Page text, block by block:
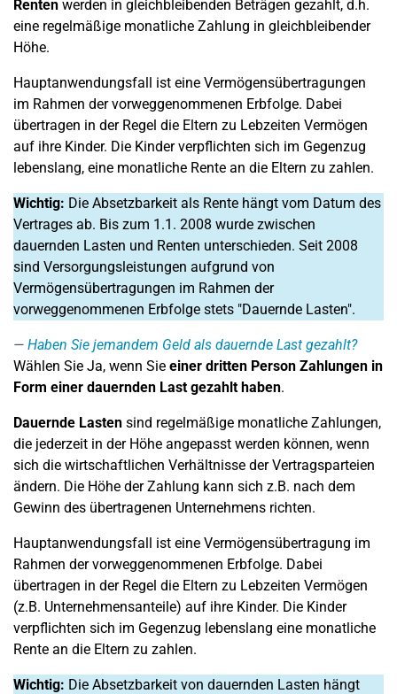
Renten werden in gleichbleibenden Beträgen gezahlt, d.h.
eine regelmäßige monatliche Zahlung in gleichbleibender
Höhe.
Hauptanwendungsfall ist eine Vermögensübertragungen
im Rahmen der vorweggenommenen Erbfolge. Dabei
übertragen in der Regel die Eltern zu Lebzeiten Vermögen
auf ihre Kinder. Die Kinder verpflichten sich im Gegenzug
lebenslang, eine monatliche Rente an die Eltern zu zahlen.
Wichtig: Die Absetzbarkeit als Rente hängt vom Datum des
Vertrages ab. Bis zum 1.1. 2008 wurde zwischen
dauernden Lasten und Renten unterschieden. Seit 2008
sind Versorgungsleistungen aufgrund von
Vermögensübertragungen im Rahmen der
vorweggenommenen Erbfolge stets "Dauernde Lasten".
Haben Sie jemandem Geld als dauernde Last gezahlt?
Wählen Sie Ja, wenn Sie einer dritten Person Zahlungen in
Form einer dauernden Last gezahlt haben.
Dauernde Lasten sind regelmäßige monatliche Zahlungen,
die jederzeit in der Höhe angepasst werden können, wenn
sich die wirtschaftlichen Verhältnisse der Vertragsparteien
ändern. Die Höhe der Zahlung kann sich z.B. nach dem
Gewinn des übertragenen Unternehmens richten.
Hauptanwendungsfall ist eine Vermögensübertragung im
Rahmen der vorweggenommenen Erbfolge. Dabei
übertragen in der Regel die Eltern zu Lebzeiten Vermögen
(z.B. Unternehmensanteile) auf ihre Kinder. Die Kinder
verpflichten sich im Gegenzug lebenslang eine monatliche
Rente an die Eltern zu zahlen.
Wichtig: Die Absetzbarkeit von dauernden Lasten hängt